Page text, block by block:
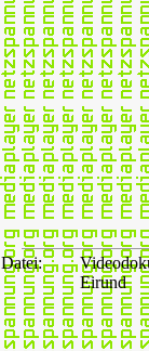
Datei:
Eirund